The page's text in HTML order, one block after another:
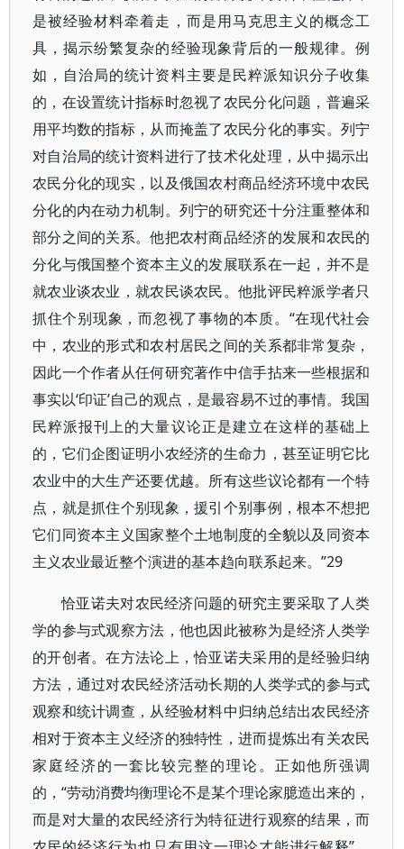
是被经验材料牵着走，而是用马克思主义的概念工
具，揭示纷繁复杂的经验现象背后的一般规律。例
如，自治局的统计资料主要是民粹派知识分子收集
的，在设置统计指标时忽视了农民分化问题，普遍采
用平均数的指标，从而掩盖了农民分化的事实。列宁
对自治局的统计资料进行了技术化处理，从中揭示出
农民分化的现实，以及俄国农村商品经济环境中农民
分化的内在动力机制。列宁的研究还十分注重整体和
部分之间的关系。他把农村商品经济的发展和农民的
分化与俄国整个资本主义的发展联系在一起，并不是
就农业谈农业，就农民谈农民。他批评民粹派学者只
抓住个别现象，而忽视了事物的本质。“在现代社会
中，农业的形式和农村居民之间的关系都非常复杂，
因此一个作者从任何研究著作中信手拈来一些根据和
事实以‘印证’自己的观点，是最容易不过的事情。我国
民粹派报刊上的大量议论正是建立在这样的基础上
的，它们企图证明小农经济的生命力，甚至证明它比
农业中的大生产还要优越。所有这些议论都有一个特
点，就是抓住个别现象，援引个别事例，根本不想把
它们同资本主义国家整个土地制度的全貌以及同资本
主义农业最近整个演进的基本趋向联系起来。”29
恰亚诺夫对农民经济问题的研究主要采取了人类
学的参与式观察方法，他也因此被称为是经济人类学
的开创者。在方法论上，恰亚诺夫采用的是经验归纳
方法，通过对农民经济活动长期的人类学式的参与式
观察和统计调查，从经验材料中归纳总结出农民经济
相对于资本主义经济的独特性，进而提炼出有关农民
家庭经济的一套比较完整的理论。正如他所强调
的，“劳动消费均衡理论不是某个理论家臆造出来的，
而是对大量的农民经济行为特征进行观察的结果，而